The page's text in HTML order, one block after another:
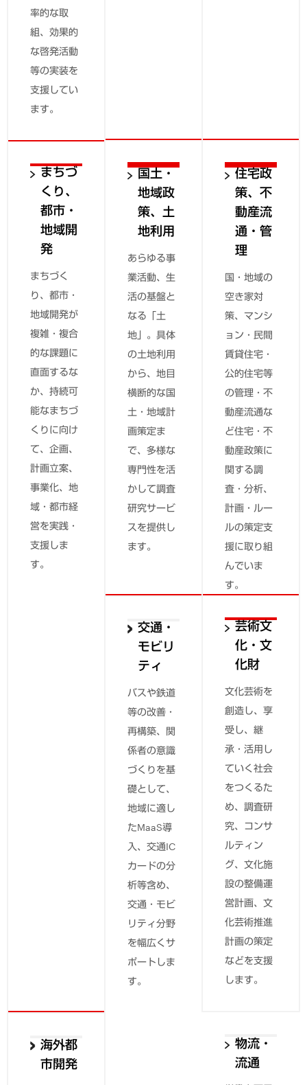
率的な取
組、効果的
な啓発活動
等の実装を
支援してい
ます。
国土・
地域政
策、土
地利用
あらゆる事
業活動、生
活の基盤と
なる「土
地」。具体
の土地利用
から、地目
横断的な国
土・地域計
画策定ま
で、多様な
専門性を活
かして調査
研究サービ
スを提供し
ます。
住宅政
策、不
動産流
通・管
理
国・地域の
空き家対
策、マンシ
ョン・民間
賃貸住宅・
公的住宅等
の管理・不
動産流通な
ど住宅・不
動産政策に
関する調
査・分析、
計画・ルー
ルの策定支
援に取り組
んでいま
す。
まちづ
くり、
都市・
地域開
発
まちづく
り、都市・
地域開発が
複雑・複合
的な課題に
直面するな
か、持続可
能なまちづ
くりに向け
て、企画、
計画立案、
事業化、地
域・都市経
営を実践・
支援しま
す。
観光
地域にさま
ざまな観点
から寄与
し、幅広く
幸せを伝え
るシステム
である「観
光」をテー
マに、地域
を豊かに、
人を笑顔に
していくお
手伝いをし
ています。
芸術文
化・文
化財
文化芸術を
創造し、享
受し、継
承・活用し
ていく社会
をつくるた
め、調査研
究、コンサ
ルティン
グ、文化施
設の整備運
営計画、文
化芸術推進
計画の策定
などを支援
します。
スポー
ツ
交通・
モビリ
ティ
バスや鉄道
等の改善・
再構築、関
係者の意識
づくりを基
礎として、
地域に適し
たMaaS導
入、交通IC
カードの分
析等含め、
交通・モビ
リティ分野
を幅広くサ
ポートしま
す。
物流・
流通
海外都
市開発